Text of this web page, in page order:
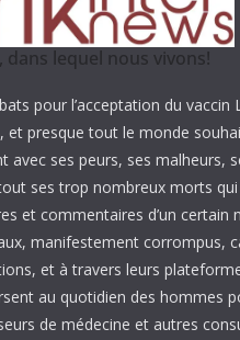
dans lequel nous vivons!
pour l’acceptation du vaccin
et presque tout le monde
avec ses peurs, ses malheurs,
ses trop nombreux morts
et commentaires d’un certain
manifestement corrompus,
et à travers leurs
au quotidien des hommes
de médecine et autres